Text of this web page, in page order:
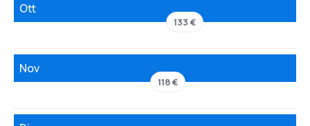
Ott
133 €
Nov
118 €